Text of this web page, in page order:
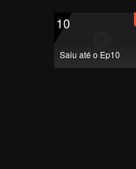
10
Saiu até o Ep10